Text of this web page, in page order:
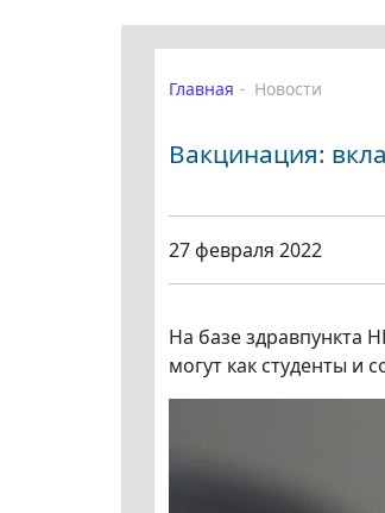
Главная Новости
Вакцинация:
27 февраля 2022
На базе здравпункта
могут как студенты и